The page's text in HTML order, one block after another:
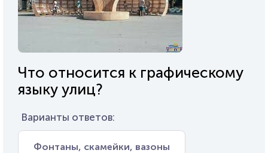
Что относится к графическому
языку улиц?
Варианты ответов:
Фонтаны, скамейки, вазоны